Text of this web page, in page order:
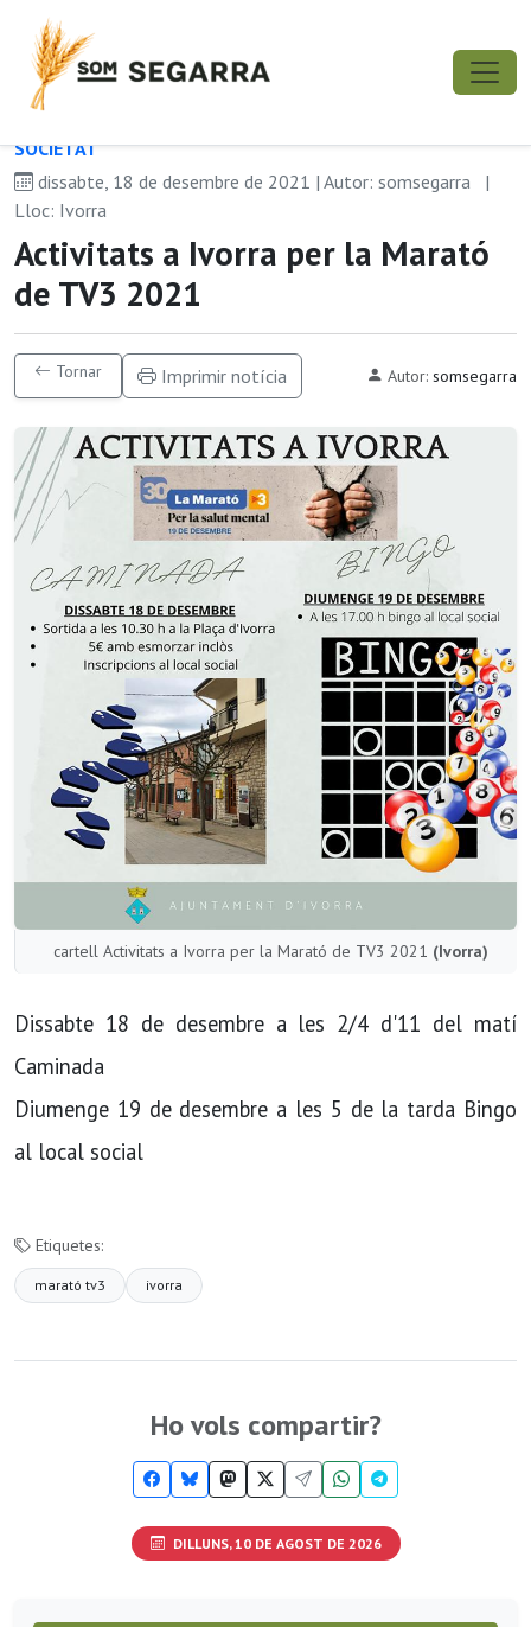
SOCIETAT
dissabte, 18 de desembre de 2021 | Autor: somsegarra
|
Lloc: Ivorra
Activitats a Ivorra per la Marató
de TV3 2021
Tornar Imprimir notícia Autor: somsegarra
cartell Activitats a Ivorra per la Marató de TV3 2021 (Ivorra)
Dissabte 18 de desembre a les 2/4 d'11 del matí
Caminada
Diumenge 19 de desembre a les 5 de la tarda Bingo
al local social
Etiquetes:
marató tv3 ivorra
Ho vols compartir?
DILLUNS, 10 DE AGOST DE 2026